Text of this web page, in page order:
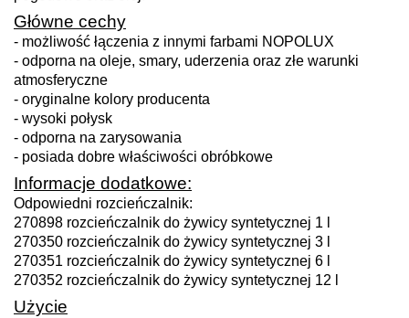
Główne cechy
- możliwość łączenia z innymi farbami NOPOLUX
- odporna na oleje, smary, uderzenia oraz złe warunki
atmosferyczne
- oryginalne kolory producenta
- wysoki połysk
- odporna na zarysowania
- posiada dobre właściwości obróbkowe
Informacje dodatkowe:
Odpowiedni rozcieńczalnik:
270898 rozcieńczalnik do żywicy syntetycznej 1 l
270350 rozcieńczalnik do żywicy syntetycznej 3 l
270351 rozcieńczalnik do żywicy syntetycznej 6 l
270352 rozcieńczalnik do żywicy syntetycznej 12 l
Użycie